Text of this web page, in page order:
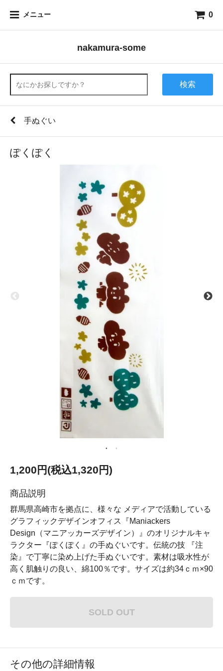
メニュー 0
nakamura-some
検索
手ぬぐい
ぽくぽく
1,200円(税込1,320円)
商品説明
群馬県高崎市を拠点に、様々な メディアで活動している
グラフィックデザインオフィス『Maniackers
Design（マニアッカーズデザイン）』のオリジナルキャ
ラクター『ぽくぽく』の手ぬぐいです。伝統の技 『注
染』で丁寧に染め上げた手ぬぐいです。素材は吸水性が
高く肌触りの良い、綿100％です。サイズは約34ｃｍ×90
ｃｍです。
SOLD OUT
その他の詳細情報